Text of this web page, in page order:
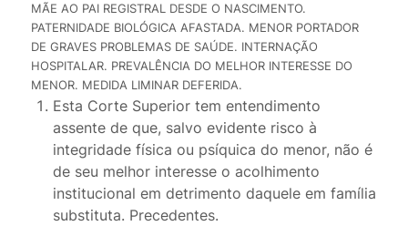
MÃE AO PAI REGISTRAL DESDE O NASCIMENTO.
PATERNIDADE BIOLÓGICA AFASTADA. MENOR PORTADOR
DE GRAVES PROBLEMAS DE SAÚDE. INTERNAÇÃO
HOSPITALAR. PREVALÊNCIA DO MELHOR INTERESSE DO
MENOR. MEDIDA LIMINAR DEFERIDA.
Esta Corte Superior tem entendimento
assente de que, salvo evidente risco à
integridade física ou psíquica do menor, não é
de seu melhor interesse o acolhimento
institucional em detrimento daquele em família
substituta. Precedentes.